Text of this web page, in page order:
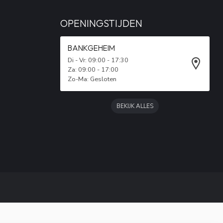
OPENINGSTIJDEN
BANKGEHEIM
Di - Vr: 09:00 - 17:30
Za: 09:00 - 17:00
Zo-Ma: Gesloten
BEKIJK ALLES